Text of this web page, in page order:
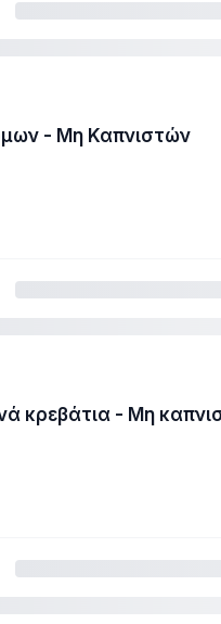
- Μη Καπνιστών
κρεβάτια - Μη